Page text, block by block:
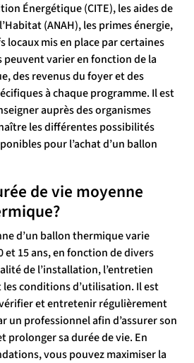
Énergétique (CITE), les aides de
(ANAH), les primes énergie,
locaux mis en place par certaines
peuvent varier en fonction de la
des revenus du foyer et des
à chaque programme. Il est
auprès des organismes
les différentes possibilités
pour l’achat d’un ballon
de vie moyenne
d’un ballon thermique varie
et 15 ans, en fonction de divers
de l’installation, l’entretien
conditions d’utilisation. Il est
et entretenir régulièrement
un professionnel afin d’assurer son
prolonger sa durée de vie. En
vous pouvez maximiser la